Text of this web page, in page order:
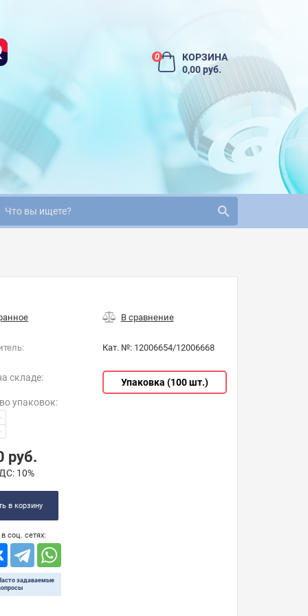
0
КОРЗИНА
0,00 руб.
Кат. №: 12006654/12006668
складе:
упаковок:
руб.
10%
в корзину
соц. сетях:
задаваемые
Упаковка (100 шт.)